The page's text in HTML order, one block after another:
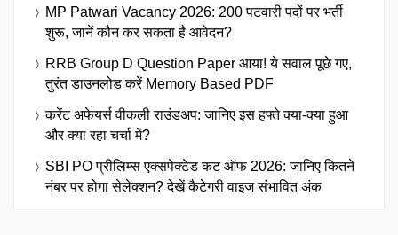
MP Patwari Vacancy 2026: 200 पटवारी पदों पर भर्ती
शुरू, जानें कौन कर सकता है आवेदन?
RRB Group D Question Paper आया! ये सवाल पूछे गए,
तुरंत डाउनलोड करें Memory Based PDF
करेंट अफेयर्स वीकली राउंडअप: जानिए इस हफ्ते क्या-क्या हुआ
और क्या रहा चर्चा में?
SBI PO प्रीलिम्स एक्सपेक्टेड कट ऑफ 2026: जानिए कितने
नंबर पर होगा सेलेक्शन? देखें कैटेगरी वाइज संभावित अंक